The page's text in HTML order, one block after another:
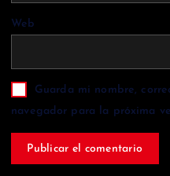
Web
Guarda mi nombre,
navegador para la próxima